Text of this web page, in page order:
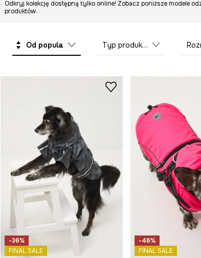
Odkryj kolekcję dostępną tylko online! Zobacz poniższe modele
produktów.
Od popularnych Typ produktu
-36%
FINAL SALE
-46%
FINAL SALE